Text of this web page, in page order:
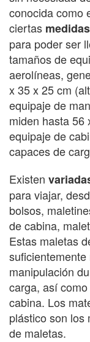
conocida como
ciertas
para poder ser
tamaños de
aerolíneas,
x 35 x 25 cm
equipaje de
miden hasta 56
equipaje de
capaces de
Existen
para viajar,
bolsos,
de cabina,
Estas maletas
manipulación
carga, así
cabina. Los
plástico son los
de maletas.